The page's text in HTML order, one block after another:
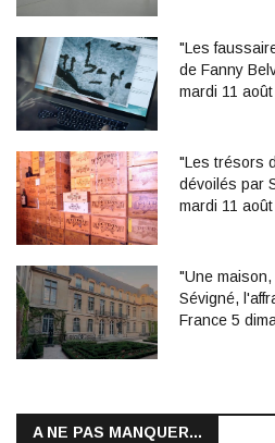
"Les
de Fanny
mardi 11
"Les trésors
dévoilés par
mardi 11
"Une
Sévigné,
France 5
A NE PAS MANQUER...